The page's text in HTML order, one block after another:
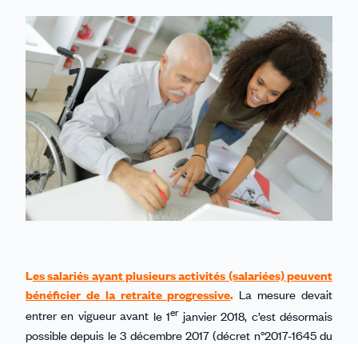
sur
Linkedin
sur
Facebook
sur
Threads
sur
Bluesky
par
email
Lessalariés ayant plusieurs activités (salariées) peuvent
bénéficier de la retraite progressive. La mesure devait
entrer en vigueur avant le 1erjanvier 2018, c’est désormais
possible depuis le 3 décembre 2017 (décret n°2017-1645 du